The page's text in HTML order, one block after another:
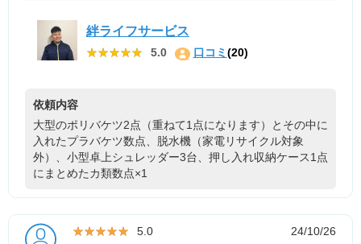
絆ライフサービス
★★★★★
★★★★★ 5.0 口コミ(20)
依頼内容
大型のポリバケツ2点（重ねて1点になります）とその中に
入れたプラバケツ数点、脱水機（家電リサイクル対象
外）、小型卓上シュレッダー3台、押し入れ収納ケース1点
にまとめたカ類数点×1
★★★★★
★★★★★ 5.0
24/10/26